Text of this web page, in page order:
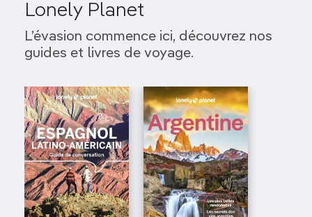
Lonely Planet
L’évasion commence ici, découvrez nos
guides et livres de voyage.